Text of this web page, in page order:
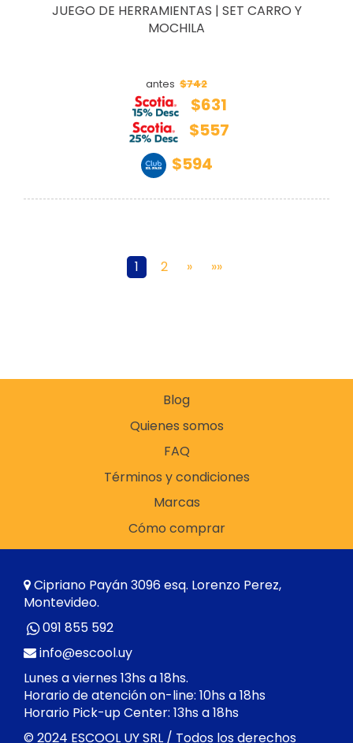
JUEGO DE HERRAMIENTAS | SET CARRO Y
MOCHILA
antes $742
$631
$557
$594
1 2 » »»
Blog
Quienes somos
FAQ
Términos y condiciones
Marcas
Cómo comprar
Cipriano Payán 3096 esq. Lorenzo Perez,
Montevideo.
091 855 592
info@escool.uy
Lunes a viernes 13hs a 18hs.
Horario de atención on-line: 10hs a 18hs
Horario Pick-up Center: 13hs a 18hs
© 2024 ESCOOL UY SRL / Todos los derechos